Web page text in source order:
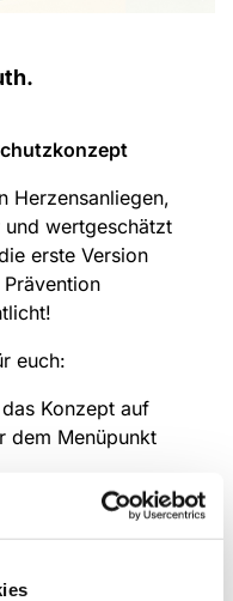
Herzensanliegen,
wertgeschätzt
erste Version
euch:
Konzept auf
dem Menüpunkt
la...
erste Version,